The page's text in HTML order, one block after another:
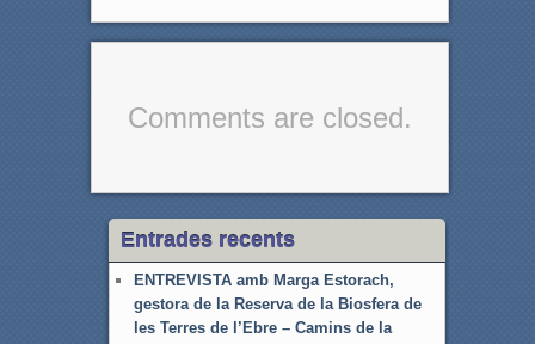
Comments are closed.
Entrades recents
ENTREVISTA amb Marga Estorach,
gestora de la Reserva de la Biosfera de
les Terres de l’Ebre – Camins de la